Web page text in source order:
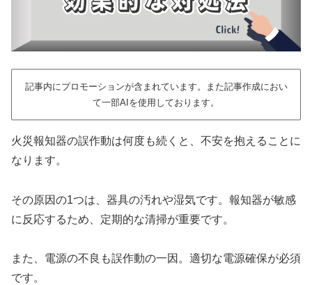
記事内にプロモーションが含まれています。また記事作成におい
て一部AIを使用しております。
火災報知器の誤作動は何度も続くと、不安を抱えることに
なります。
その原因の1つは、器具の汚れや湿気です。報知器が敏感
に反応するため、定期的な清掃が重要です。
また、電源の不良も誤作動の一因。適切な電源確保が必須
です。